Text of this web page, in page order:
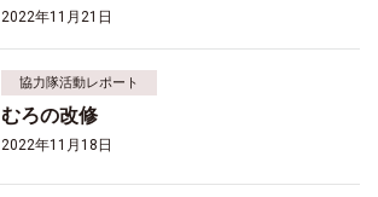
2022年11月21日
協力隊活動レポート
むろの改修
2022年11月18日